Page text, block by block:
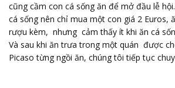
cũng cầm con cá sống ăn để mở đầu lễ
cá sống nên chỉ mua một con giá 2 Euros,
rượu kèm, nhưng cảm thấy ít khi ăn cá
Và sau khi ăn trưa trong một quán được
Picaso từng ngồi ăn, chúng tôi tiếp tục